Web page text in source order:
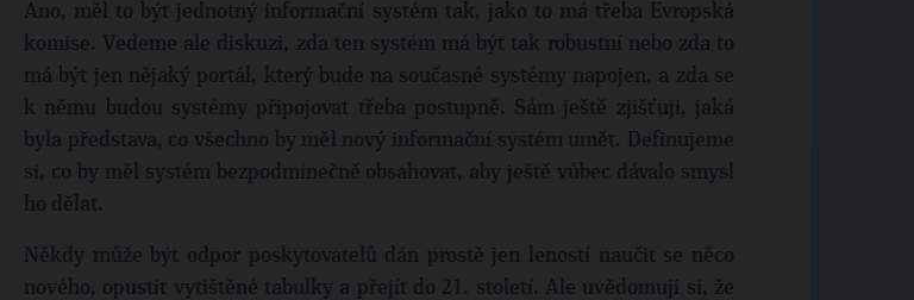
Ano, měl to být jednotný informační systém tak, jako to má třeba Evropská
komise. Vedeme ale diskuzi, zda ten systém má být tak robustní nebo zda to
má být jen nějaký portál, který bude na současné systémy napojen, a zda se
k němu budou systémy připojovat třeba postupně. Sám ještě zjišťuji, jaká
byla představa, co všechno by měl nový informační systém umět. Definujeme
si, co by měl systém bezpodmínečně obsahovat, aby ještě vůbec dávalo smysl
ho dělat.
Někdy může být odpor poskytovatelů dán prostě jen leností naučit se něco
nového, opustit vytištěné tabulky a přejít do 21. století. Ale uvědomuji si, že